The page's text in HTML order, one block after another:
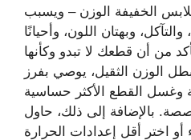
الخفيفة الوزن – ويسبب
وبهتان اللون، وأحيانًا
من أن قطعك لا تبدو وكأنها
الوزن الثقيل، يوصي بفرز
وغسل القطع الأكثر حساسية
بالإضافة إلى ذلك، حاول